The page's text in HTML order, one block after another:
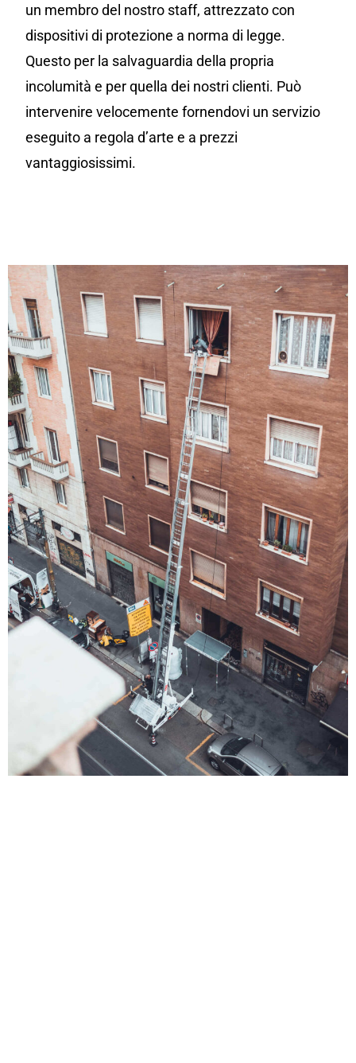
un membro del nostro staff, attrezzato con
dispositivi di protezione a norma di legge.
Questo per la salvaguardia della propria
incolumità e per quella dei nostri clienti. Può
intervenire velocemente fornendovi un servizio
eseguito a regola d’arte e a prezzi
vantaggiosissimi.